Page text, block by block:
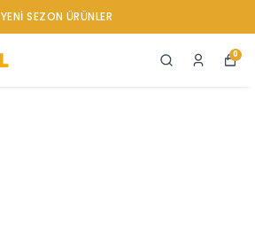
YENI SEZON ÜRÜNLER
0